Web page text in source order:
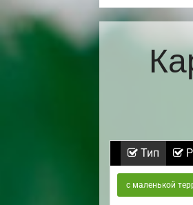
Тип
с маленькой